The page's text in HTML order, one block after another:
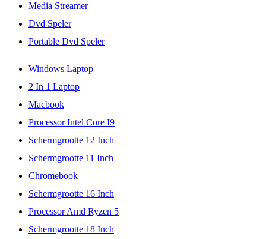
Media Streamer
Dvd Speler
Portable Dvd Speler
Windows Laptop
2 In 1 Laptop
Macbook
Processor Intel Core I9
Schermgrootte 12 Inch
Schermgrootte 11 Inch
Chromebook
Schermgrootte 16 Inch
Processor Amd Ryzen 5
Schermgrootte 18 Inch